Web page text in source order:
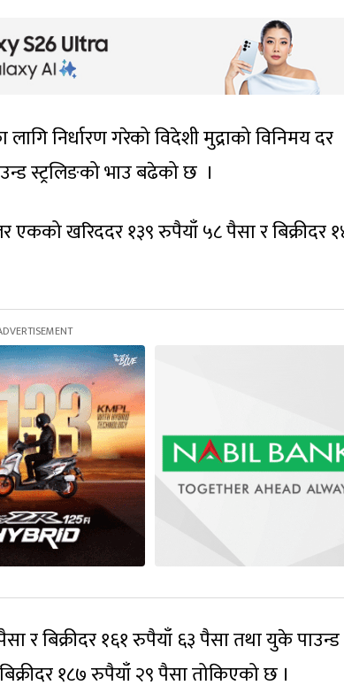
निर्धारण गरेको विदेशी मुद्राको विनिमय दर
स्ट्रलिङको भाउ बढेको छ ।
खरिददर १३९ रुपैयाँ ५८ पैसा र बिक्रीदर
र बिक्रीदर १६१ रुपैयाँ ६३ पैसा तथा युके पाउन्ड
१८७ रुपैयाँ २९ पैसा तोकिएको छ ।